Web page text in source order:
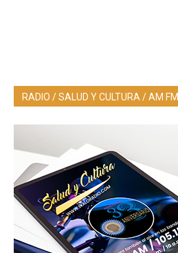
RADIO / SALUD Y CULTURA / AM FM